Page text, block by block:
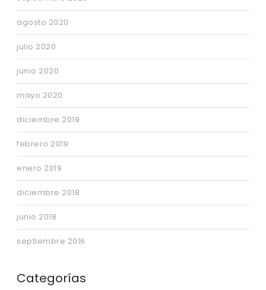
agosto 2020
julio 2020
junio 2020
mayo 2020
diciembre 2019
febrero 2019
enero 2019
diciembre 2018
junio 2018
septiembre 2016
Categorías